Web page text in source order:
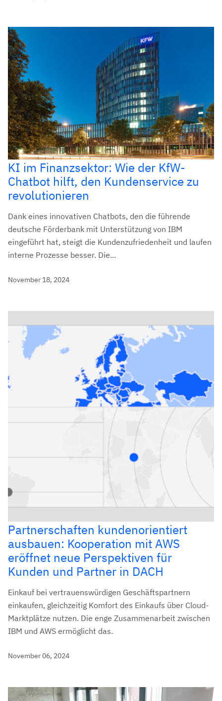
KI im Finanzsektor: Wie der KfW-
Chatbot hilft, den Kundenservice zu
revolutionieren
Dank eines innovativen Chatbots, den die führende
deutsche Förderbank mit Unterstützung von IBM
eingeführt hat, steigt die Kundenzufriedenheit und laufen
interne Prozesse besser. Die...
November 18, 2024
Partnerschaften kundenorientiert
ausbauen: Kooperation mit AWS
eröffnet neue Perspektiven für
Kunden und Partner in DACH
Einkauf bei vertrauenswürdigen Geschäftspartnern
einkaufen, gleichzeitig Komfort des Einkaufs über Cloud-
Marktplätze nutzen. Die enge Zusammenarbeit zwischen
IBM und AWS ermöglicht das.
November 06, 2024